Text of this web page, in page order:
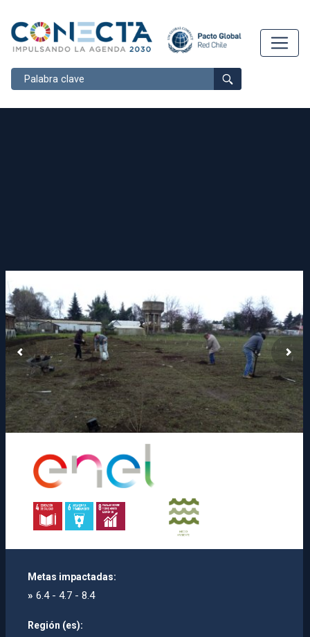
Buscar
Metas impactadas:
» 6.4 - 4.7 - 8.4
Región (es):